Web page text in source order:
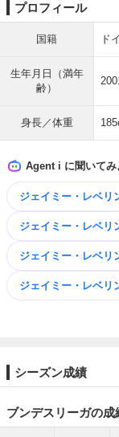
プロフィール
国籍 ド
生年月日（満年
齢）
身長／体重
Agent i に聞いてみ
ジェイミー・レベリ
ジェイミー・レベリ
ジェイミー・レベリ
ジェイミー・レベリ
シーズン成績
ブンデスリーガの成